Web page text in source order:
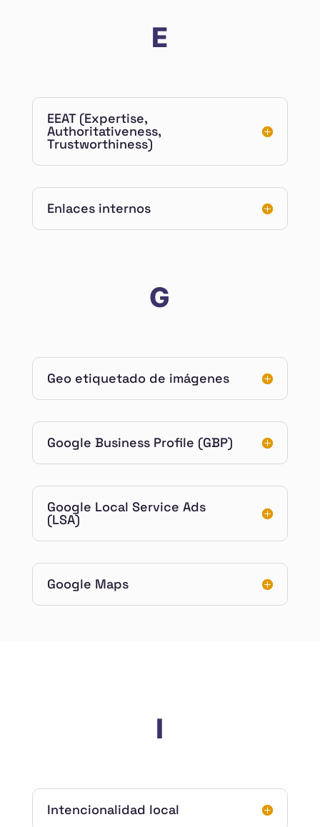
E
EEAT (Expertise,
Authoritativeness,
Trustworthiness)
Enlaces internos
G
Geo etiquetado de imágenes
Google Business Profile (GBP)
Google Local Service Ads
(LSA)
Google Maps
I
Intencionalidad local